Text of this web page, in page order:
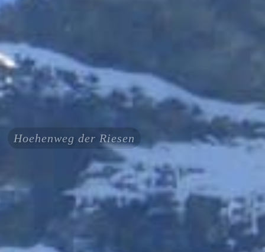
Hoehenweg der Riesen